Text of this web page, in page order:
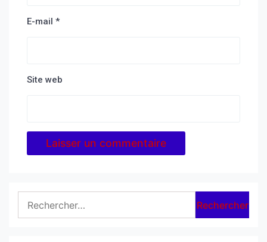
E-mail *
Site web